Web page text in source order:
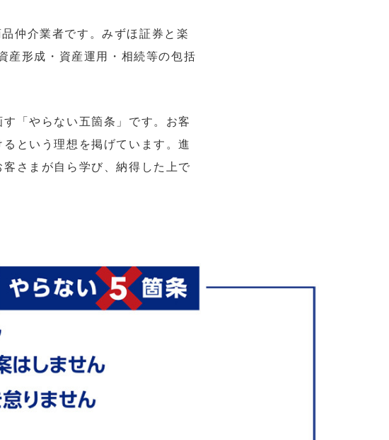
仲介業者です。みずほ証券と楽
産形成・資産運用・相続等の包括
「やらない五箇条」です。お客
という理想を掲げています。進
さまが自ら学び、納得した上で